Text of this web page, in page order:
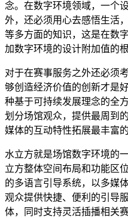
念。在数字环境领域，一个
外，还必须用心去感悟生活
等多方面的知识，这是在数
加数字环境的设计附加值的根
对于在赛事服务之外还必须
够创造经济价值的创新才是
种基于可持续发展理念的全
划分场馆观众，提供最周到
媒体的互动特性拓展最丰富
水立方就是场馆数字环境的
立方整体空间布局和功能区
的多语言引导系统，以多媒
观众提供快捷、便利的引导
体，同时支持灵活插播相关